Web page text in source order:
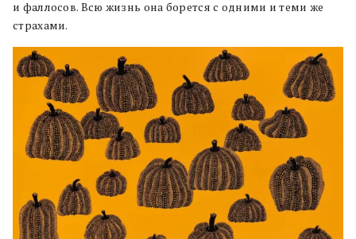
и фаллосов. Всю жизнь она борется с одними и теми же
страхами.